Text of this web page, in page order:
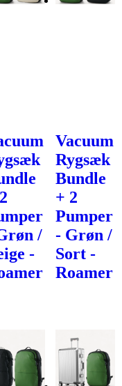
/
-
Vacuum
Rygsæk
Bundle
+ 2
Pumper
- Grøn /
Sort -
Roamer